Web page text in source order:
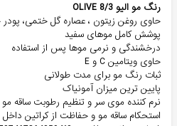
رنگ مو الیو 8/3 OLIVE
حاوی روغن زیتون ، عصاره گل ختمی، پودر
پوشش کامل موهای سفید
درخشندگی و نرمی موها پس از استفاده
حاوی ویتامین C و E
ثبات رنگ مو برای مدت طولانی
پایین ترین میزان آمونیاک
نرم کننده موی سر و تنظیم رطوبت ساقه مو
استحکام ساقه مو و حفاظت از کراتین داخل